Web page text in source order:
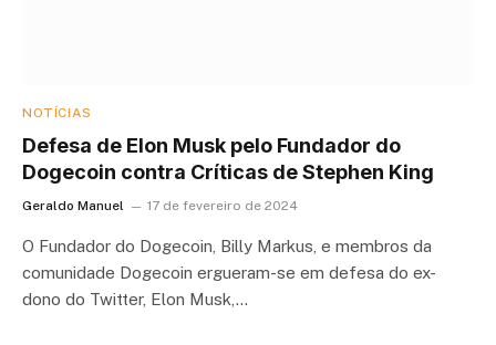
NOTÍCIAS
Defesa de Elon Musk pelo Fundador do
Dogecoin contra Críticas de Stephen King
Geraldo Manuel 17 de fevereiro de 2024
O Fundador do Dogecoin, Billy Markus, e membros da
comunidade Dogecoin ergueram-se em defesa do ex-
dono do Twitter, Elon Musk,…